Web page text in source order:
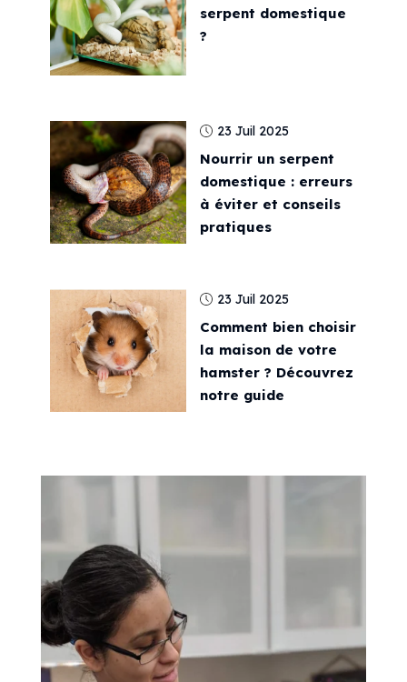
serpent domestique
?
23 Juil 2025
Nourrir un serpent
domestique : erreurs
à éviter et conseils
pratiques
23 Juil 2025
Comment bien choisir
la maison de votre
hamster ? Découvrez
notre guide